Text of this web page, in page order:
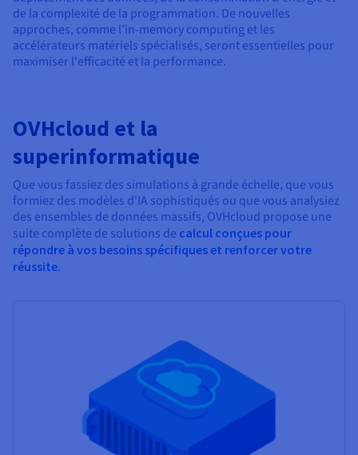
de la complexité de la programmation. De nouvelles
approches, comme l’in-memory computing et les
accélérateurs matériels spécialisés, seront essentielles pour
maximiser l'efficacité et la performance.
OVHcloud et la
superinformatique
Que vous fassiez des simulations à grande échelle, que vous
formiez des modèles d'IA sophistiqués ou que vous analysiez
des ensembles de données massifs, OVHcloud propose une
suite complète de solutions de calcul conçues pour
répondre à vos besoins spécifiques et renforcer votre
réussite.